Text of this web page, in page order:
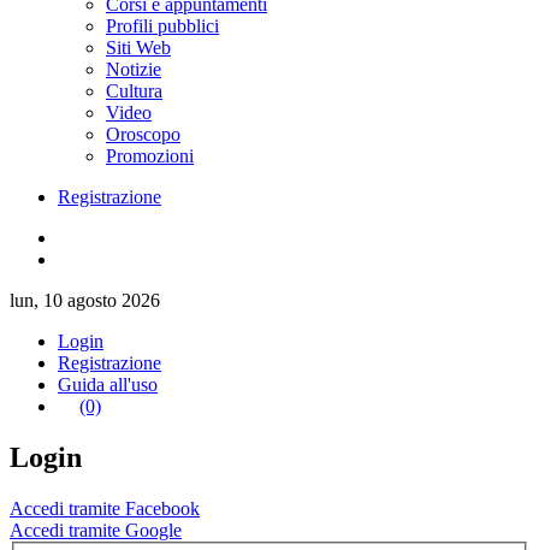
Corsi e appuntamenti
Profili pubblici
Siti Web
Notizie
Cultura
Video
Oroscopo
Promozioni
Registrazione
lun, 10 agosto 2026
Login
Registrazione
Guida all'uso
(0)
Login
Accedi tramite Facebook
Accedi tramite Google